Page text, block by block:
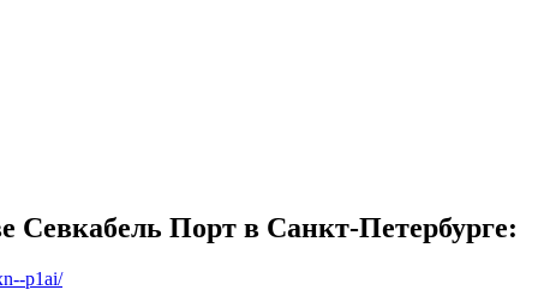
Севкабель Порт в Санкт-Петербурге:
p1ai/